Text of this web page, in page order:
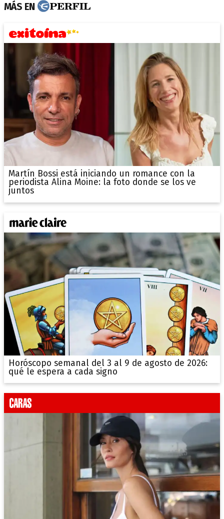
MÁS EN
Martín Bossi está iniciando un romance con la
periodista Alina Moine: la foto donde se los ve
juntos
Horóscopo semanal del 3 al 9 de agosto de 2026:
qué le espera a cada signo